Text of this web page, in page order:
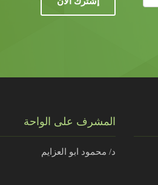
المشرف على الواحة
د/ محمود ابو العزايم